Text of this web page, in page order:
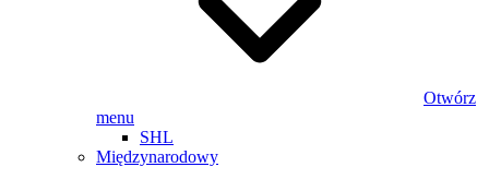
Otwórz
menu
SHL
Międzynarodowy